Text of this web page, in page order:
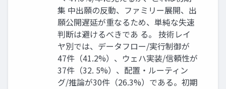
集 中出願の反動、ファミリー展開、出
願公開遅延が重なるため、単純な失速
判断は避けるべきであ る。 技術レイ
ヤ別では、データフロー/実行制御が
47件（41.2%）、ウェハ実装/信頼性が
37件（32. 5%）、配置・ルーティン
グ/推論が30件（26.3%）である。初期